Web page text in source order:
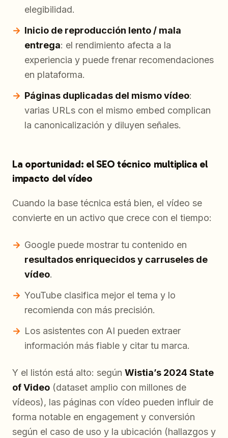
elegibilidad.
Inicio de reproducción lento / mala
entrega: el rendimiento afecta a la
experiencia y puede frenar recomendaciones
en plataforma.
Páginas duplicadas del mismo vídeo:
varias URLs con el mismo embed complican
la canonicalización y diluyen señales.
La oportunidad: el SEO técnico multiplica el
impacto del vídeo
Cuando la base técnica está bien, el vídeo se
convierte en un activo que crece con el tiempo:
Google puede mostrar tu contenido en
resultados enriquecidos y carruseles de
vídeo.
YouTube clasifica mejor el tema y lo
recomienda con más precisión.
Los asistentes con AI pueden extraer
información más fiable y citar tu marca.
Y el listón está alto: según Wistia’s 2024 State
of Video (dataset amplio con millones de
vídeos), las páginas con vídeo pueden influir de
forma notable en engagement y conversión
según el caso de uso y la ubicación (hallazgos y